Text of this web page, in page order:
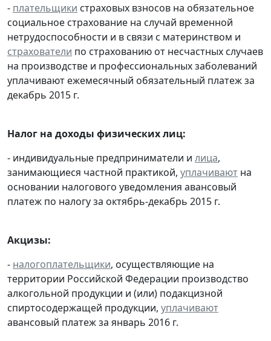
- плательщики страховых взносов на обязательное
социальное страхование на случай временной
нетрудоспособности и в связи с материнством и
страхователи по страхованию от несчастных случаев
на производстве и профессиональных заболеваний
уплачивают ежемесячный обязательный платеж за
декабрь 2015 г.
Налог на доходы физических лиц:
- индивидуальные предприниматели и лица,
занимающиеся частной практикой, уплачивают на
основании налогового уведомления авансовый
платеж по налогу за октябрь-декабрь 2015 г.
Акцизы:
- налогоплательщики, осуществляющие на
территории Российской Федерации производство
алкогольной продукции и (или) подакцизной
спиртосодержащей продукции, уплачивают
авансовый платеж за январь 2016 г.